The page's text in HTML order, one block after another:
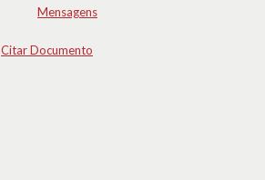
Mensagens
Citar Documento